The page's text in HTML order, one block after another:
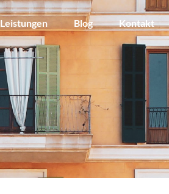
Leistungen Blog Kontakt